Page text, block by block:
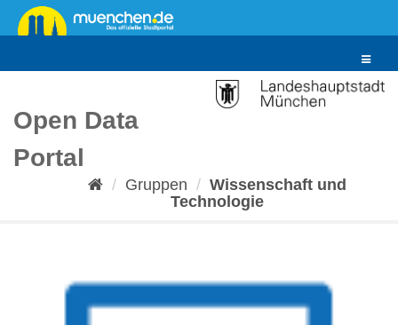
Überspringen
zum
Toggle
Open Data
Portal
Gruppen
Wissenschaft und
Technologie